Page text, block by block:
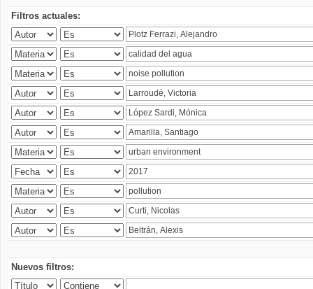
Filtros actuales:
Nuevos filtros: